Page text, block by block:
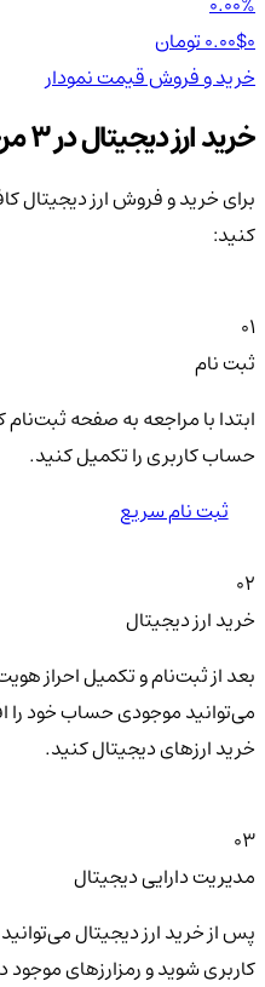
0.00$
خرید و فروشقیمتنمودار
خرید ارز دیجیتال در 3 مرحله ساده
برای خرید و فروش ارز دیجیتال
کنید:
01
ثبت نام
ابتدا با مراجعه به صفحه
حساب کاربری را تکمیل کنید.
ثبت نام سریع
02
خرید ارز دیجیتال
بعد از ثبت‌نام و تکمیل احراز
می‌توانید موجودی حساب خود را
خرید ارزهای دیجیتال کنید.
03
مدیریت دارایی دیجیتال
پس از خرید ارز دیجیتال
کاربری شوید و رمزارزهای